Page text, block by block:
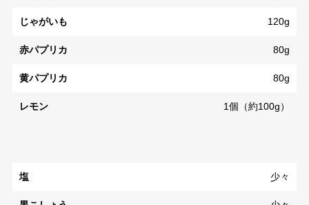
じゃがいも 120g
赤パプリカ 80g
黄パプリカ 80g
レモン 1個（約100g）
塩 少々